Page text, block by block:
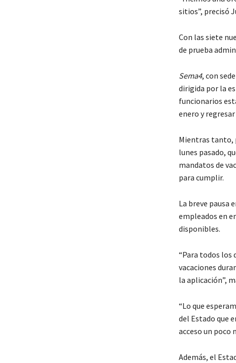
sitios”, precisó
Con las siete
de prueba
Sema4, con
dirigida por la
funcionarios
enero y
Mientras tanto,
lunes pasado,
mandatos de
para cumplir.
La breve pausa
empleados en
disponibles.
“Para todos los
vacaciones
la aplicación”,
“Lo que
del Estado que
acceso un poco
Además, el